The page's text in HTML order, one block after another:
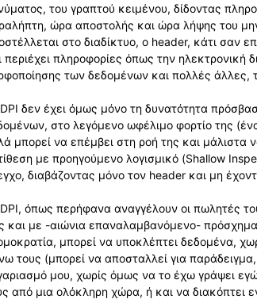
του γραπτού κειμένου, δίδοντας
ώρα αποστολής και ώρα λήψης του
στο διαδίκτυο, ο header, κάτι σαν
περιέχει πληροφορίες όπως την ηλεκτρονική
των δεδομένων και πολλές άλλες,
δεν έχει όμως μόνο τη δυνατότητα
στο λεγόμενο ωφέλιμο φορτίο της
μπορεί να επέμβει στη ροή της και
με προηγούμενο λογισμικό (Shallow
διαβάζοντας μόνο τον header και μη
όπως περήφανα αναγγέλουν οι πωλητές
και με -αιώνια επαναλαμβανόμενο-
μπορεί να υποκλέπτει δεδομένα,
τους (μπορεί να αποσταλλεί για
μου, χωρίς όμως να το έχω γράψει
από μια ολόκληρη χώρα, ή και να διακόπτει